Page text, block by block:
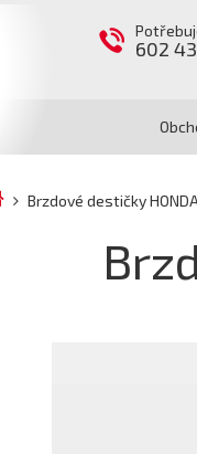
602
Brzdové destičky